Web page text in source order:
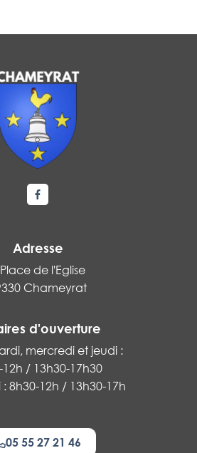
Lien vers le compte Facebook
Adresse
de l'Eglise
Chameyrat
d'ouverture
mercredi et jeudi :
12h / 13h30-17h30
8h30-12h / 13h30-17h
05 55 27 21 46